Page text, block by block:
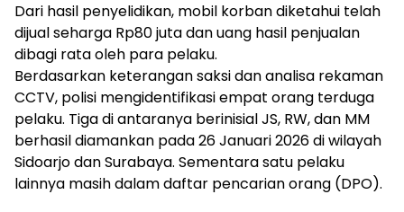
Dari hasil penyelidikan, mobil korban diketahui telah
dijual seharga Rp80 juta dan uang hasil penjualan
dibagi rata oleh para pelaku.
Berdasarkan keterangan saksi dan analisa rekaman
CCTV, polisi mengidentifikasi empat orang terduga
pelaku. Tiga di antaranya berinisial JS, RW, dan MM
berhasil diamankan pada 26 Januari 2026 di wilayah
Sidoarjo dan Surabaya. Sementara satu pelaku
lainnya masih dalam daftar pencarian orang (DPO).